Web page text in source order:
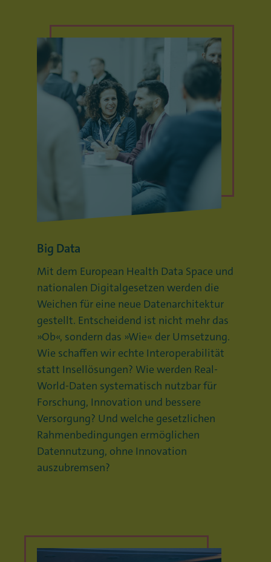
Big Data
Mit dem European Health Data Space und
nationalen Digitalgesetzen werden die
Weichen für eine neue Datenarchitektur
gestellt. Entscheidend ist nicht mehr das
„Ob“, sondern das „Wie“ der Umsetzung.
Wie schaffen wir echte Interoperabilität
statt Insellösungen? Wie werden Real-
World-Daten systematisch nutzbar für
Forschung, Innovation und bessere
Versorgung? Und welche gesetzlichen
Rahmenbedingungen ermöglichen
Datennutzung, ohne Innovation
auszubremsen?